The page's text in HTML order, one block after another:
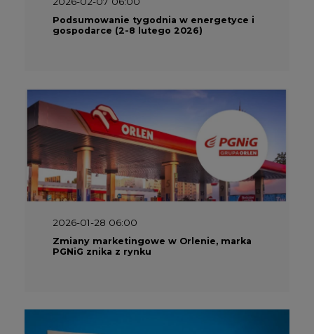
Podsumowanie tygodnia w energetyce i
gospodarce (2-8 lutego 2026)
2026-01-28 06:00
Zmiany marketingowe w Orlenie, marka
PGNiG znika z rynku